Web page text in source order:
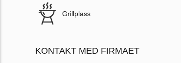
Grillplass
KONTAKT MED FIRMAET